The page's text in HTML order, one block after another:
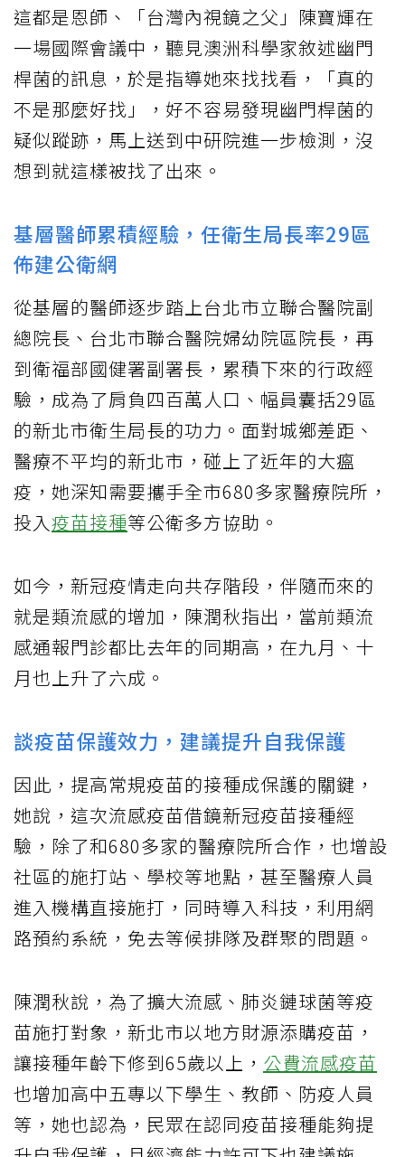
這都是恩師、「台灣內視鏡之父」陳寶輝在
一場國際會議中，聽見澳洲科學家敘述幽門
桿菌的訊息，於是指導她來找找看，「真的
不是那麼好找」，好不容易發現幽門桿菌的
疑似蹤跡，馬上送到中研院進一步檢測，沒
想到就這樣被找了出來。
基層醫師累積經驗，任衛生局長率29區
佈建公衛網
從基層的醫師逐步踏上台北市立聯合醫院副
總院長、台北市聯合醫院婦幼院區院長，再
到衛福部國健署副署長，累積下來的行政經
驗，成為了肩負四百萬人口、幅員囊括29區
的新北市衛生局長的功力。面對城鄉差距、
醫療不平均的新北市，碰上了近年的大瘟
疫，她深知需要攜手全市680多家醫療院所，
投入疫苗接種等公衛多方協助。
如今，新冠疫情走向共存階段，伴隨而來的
就是類流感的增加，陳潤秋指出，當前類流
感通報門診都比去年的同期高，在九月、十
月也上升了六成。
談疫苗保護效力，建議提升自我保護
因此，提高常規疫苗的接種成保護的關鍵，
她說，這次流感疫苗借鏡新冠疫苗接種經
驗，除了和680多家的醫療院所合作，也增設
社區的施打站、學校等地點，甚至醫療人員
進入機構直接施打，同時導入科技，利用網
路預約系統，免去等候排隊及群聚的問題。
陳潤秋說，為了擴大流感、肺炎鏈球菌等疫
苗施打對象，新北市以地方財源添購疫苗，
讓接種年齡下修到65歲以上， 公費流感疫苗
也增加高中五專以下學生、教師、防疫人員
等，她也認為，民眾在認同疫苗接種能夠提